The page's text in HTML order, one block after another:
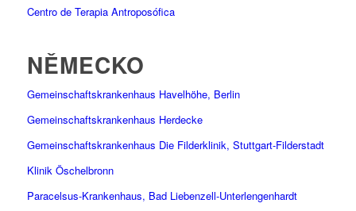
Centro de Terapia Antroposófica
NĚMECKO
Gemeinschaftskrankenhaus Havelhöhe, Berlin
Gemeinschaftskrankenhaus Herdecke
Gemeinschaftskrankenhaus Die Filderklinik, Stuttgart-Filderstadt
Klinik Öschelbronn
Paracelsus-Krankenhaus, Bad Liebenzell-Unterlengenhardt